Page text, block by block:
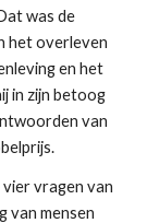
was de
het overleven
en het
in zijn betoog
van
vragen van
van mensen